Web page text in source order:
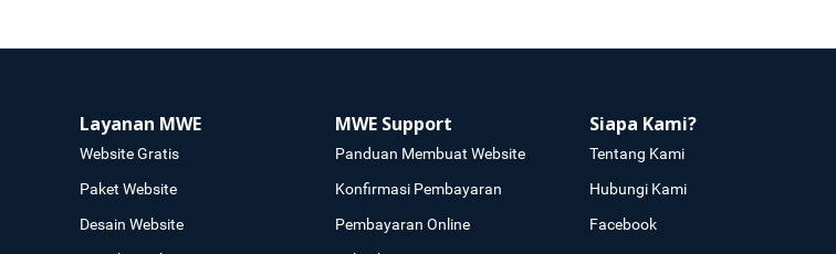
Layanan MWE
Website Gratis
Paket Website
Desain Website
MWE Support
Panduan Membuat Website
Konfirmasi Pembayaran
Pembayaran Online
Siapa Kami?
Tentang Kami
Hubungi Kami
Facebook